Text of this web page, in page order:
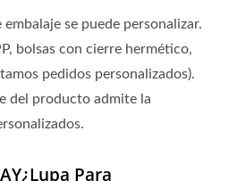
se puede personalizar.
bolsas con cierre hermético,
pedidos personalizados).
del producto admite la
Para